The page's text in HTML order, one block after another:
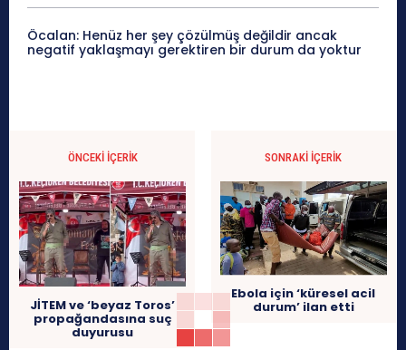
Öcalan: Henüz her şey çözülmüş değildir ancak
negatif yaklaşmayı gerektiren bir durum da yoktur
ÖNCEKI İÇERIK
JİTEM ve ‘beyaz Toros’
propağandasına suç
duyurusu
SONRAKI İÇERIK
Ebola için ‘küresel acil
durum’ ilan etti